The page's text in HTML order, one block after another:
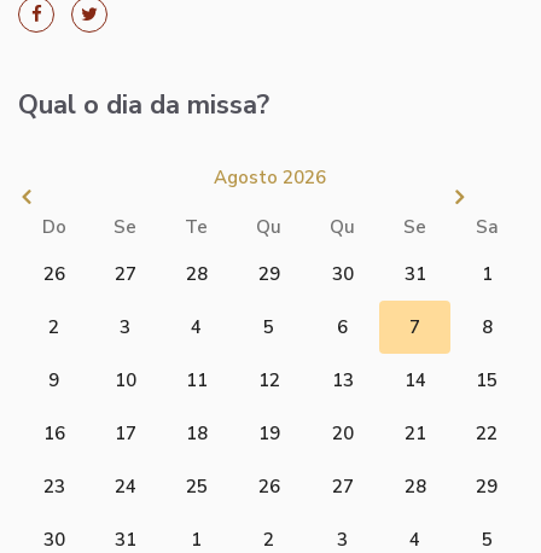
Qual o dia da missa?
Agosto 2026
Do Se Te Qu Qu Se
Sa
26
27 28 29 30 31 1
2 3 4 5 6 7 8
9 10 11 12 13 14 15
16 17 18 19 20 21 22
23 24 25 26 27 28 29
30 31 1 2 3 4 5